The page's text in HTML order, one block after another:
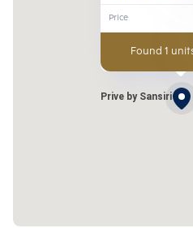
Prive by Sansiri
Price
Found 1